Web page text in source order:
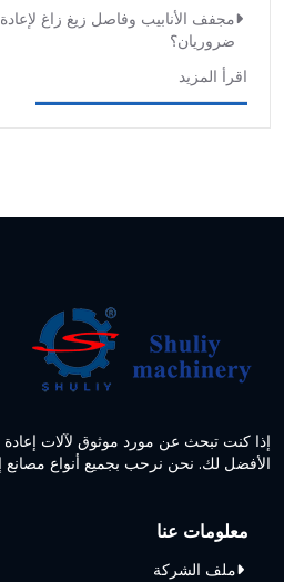
مجفف الأنابيب وفاصل زيغ زاغ
ضروريان؟
اقرأ المزيد
إذا كنت تبحث عن مورد موثوق لآلات إعادة
الأفضل لك. نحن نرحب بجميع أنواع مصانع
معلومات عنا
ملف الشركة